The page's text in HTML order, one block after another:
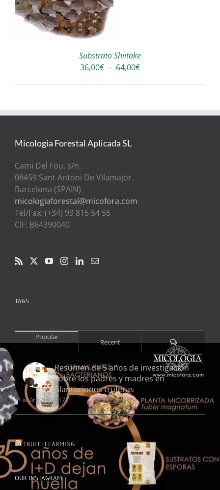
Substrato Shiitake
36,00€ – 64,00€Plage
à
Micologia Forestal Aplicada SL
Cami Del Fou, s/n.
08459 Sant Antoni De Vilamajor.
Barcelona (SPAIN)
micologiaforestal@micofora.com
Tel/Fax: (+34) 93 815 54 55
CIF: B64390040
TAGS
Popular
Recent Comments
Resumen de 5 años de investigación
sobre los padres y madres en
plantaciones truferas
août 12th, 2017
TRUFFLEFARMING
OUR INSTAGRAM